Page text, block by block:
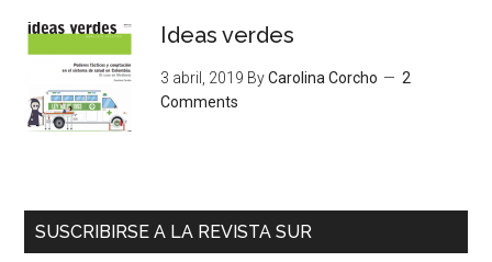
Ideas verdes
3 abril, 2019 ByCarolina Corcho
2
Comments
SUSCRIBIRSE A LA REVISTA SUR